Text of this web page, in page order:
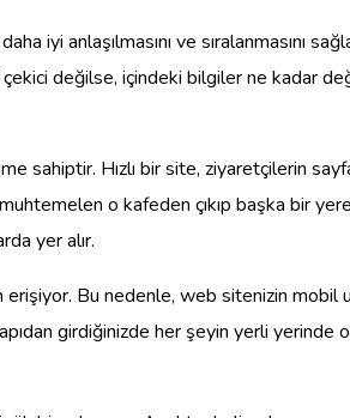
iyi anlaşılmasını ve sıralanmasını
değilse, içindeki bilgiler ne kadar
sahiptir. Hızlı bir site, ziyaretçilerin
o kafeden çıkıp başka bir
yer alır.
Bu nedenle, web sitenizin mobil
girdiğinizde her şeyin yerli